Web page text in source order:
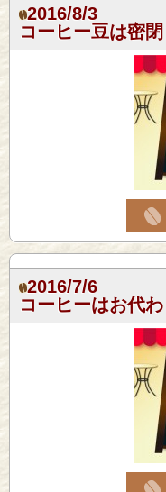
2016/8/3
コーヒー豆は密
2016/7/6
コーヒーはお代